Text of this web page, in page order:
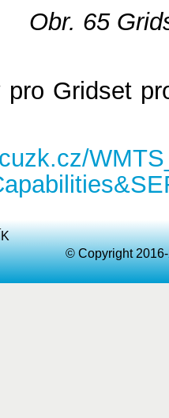
Obr. 65
pro Gridset
© Copyright